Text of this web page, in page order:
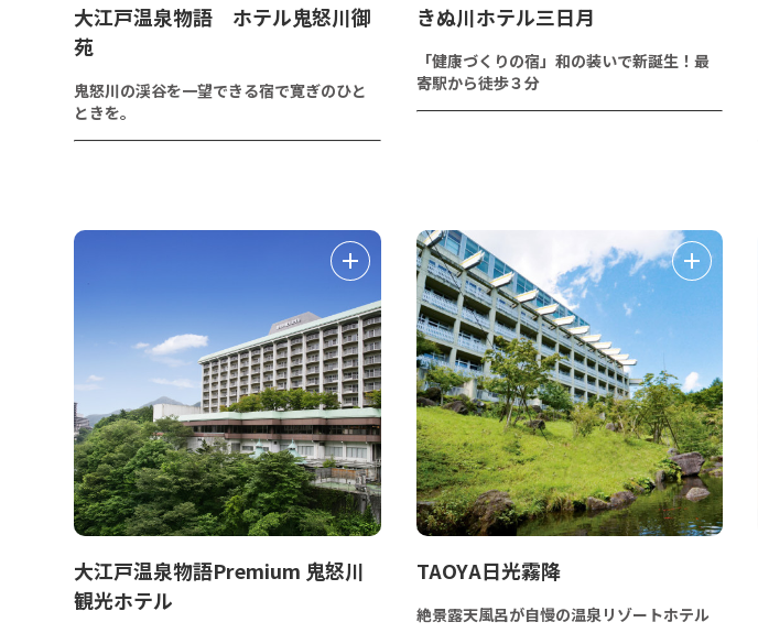
大江戸温泉物語 ホテル鬼怒川御
苑
鬼怒川の渓谷を一望できる宿で寛ぎのひと
ときを。
きぬ川ホテル三日月
「健康づくりの宿」和の装いで新誕生！最
寄駅から徒歩３分
大江戸温泉物語Premium 鬼怒川
観光ホテル
TAOYA日光霧降
絶景露天風呂が自慢の温泉リゾートホテル